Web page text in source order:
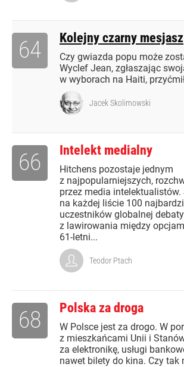
Kolejny czarny mesjasz
Czy gwiazda popu może
Wyclef Jean, zgłaszając
w wyborach na Haiti,
64
Jacek Skolimowski
Intelekt medialny
Hitchens pozostaje jednym
z najpopularniejszych,
przez media
na każdej liście 100
uczestników globalnej
z lawirowania między
61-letni...
66
Teodor Ptach
Polska za droga
W Polsce jest za drogo. W
z mieszkańcami Unii i
za elektronikę, usługi
nawet bilety do kina. Czy tak
68